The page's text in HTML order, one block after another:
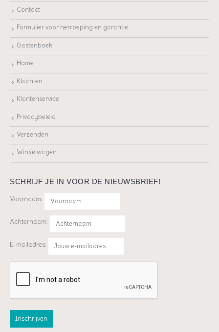
Contact
Formulier voor herroeping en garantie
Gastenboek
Home
Klachten
Klantenservice
Privacybeleid
Verzenden
Winkelwagen
SCHRIJF JE IN VOOR DE NIEUWSBRIEF!
Voornaam:
Achternaam:
E-mailadres: